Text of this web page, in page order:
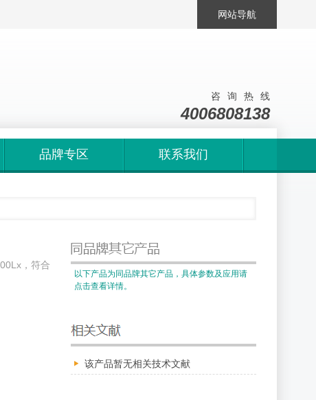
网站导航
咨询热线
4006808138
品牌专区 联系我们
，符合
以下产品为同品牌其它产品，具体参数及应用请
点击查看详情。
该产品暂无相关技术文献